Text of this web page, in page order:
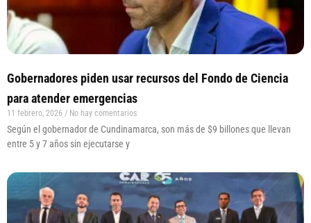
Gobernadores piden usar recursos del Fondo de Ciencia
para atender emergencias
11 febrero, 2026 No hay comentarios
Según el gobernador de Cundinamarca, son más de $9 billones que llevan
entre 5 y 7 años sin ejecutarse y